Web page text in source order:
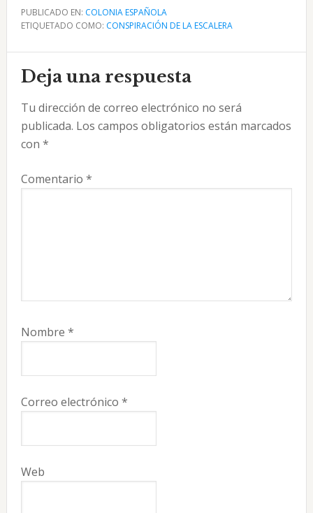
PUBLICADO EN: COLONIA ESPAÑOLA
ETIQUETADO COMO: CONSPIRACIÓN DE LA ESCALERA
Interacciones
con
los
lectores
Deja una respuesta
Tu dirección de correo electrónico no será
publicada. Los campos obligatorios están marcados
con *
Comentario *
Nombre *
Correo electrónico *
Web